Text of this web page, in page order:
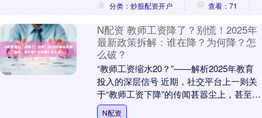
分类：炒股配资开户
查看：71
N配资 教师工资降了？别慌！2025年
最新政策拆解：谁在降？为何降？怎
么破？
“教师工资缩水20？”——解析2025年教育
投入的深层信号 近期，社交平台上一则关
于“教师工资下降”的传闻甚嚣尘上，甚至有
消息称“多地教师收入缩水20”。然而，....
N配资